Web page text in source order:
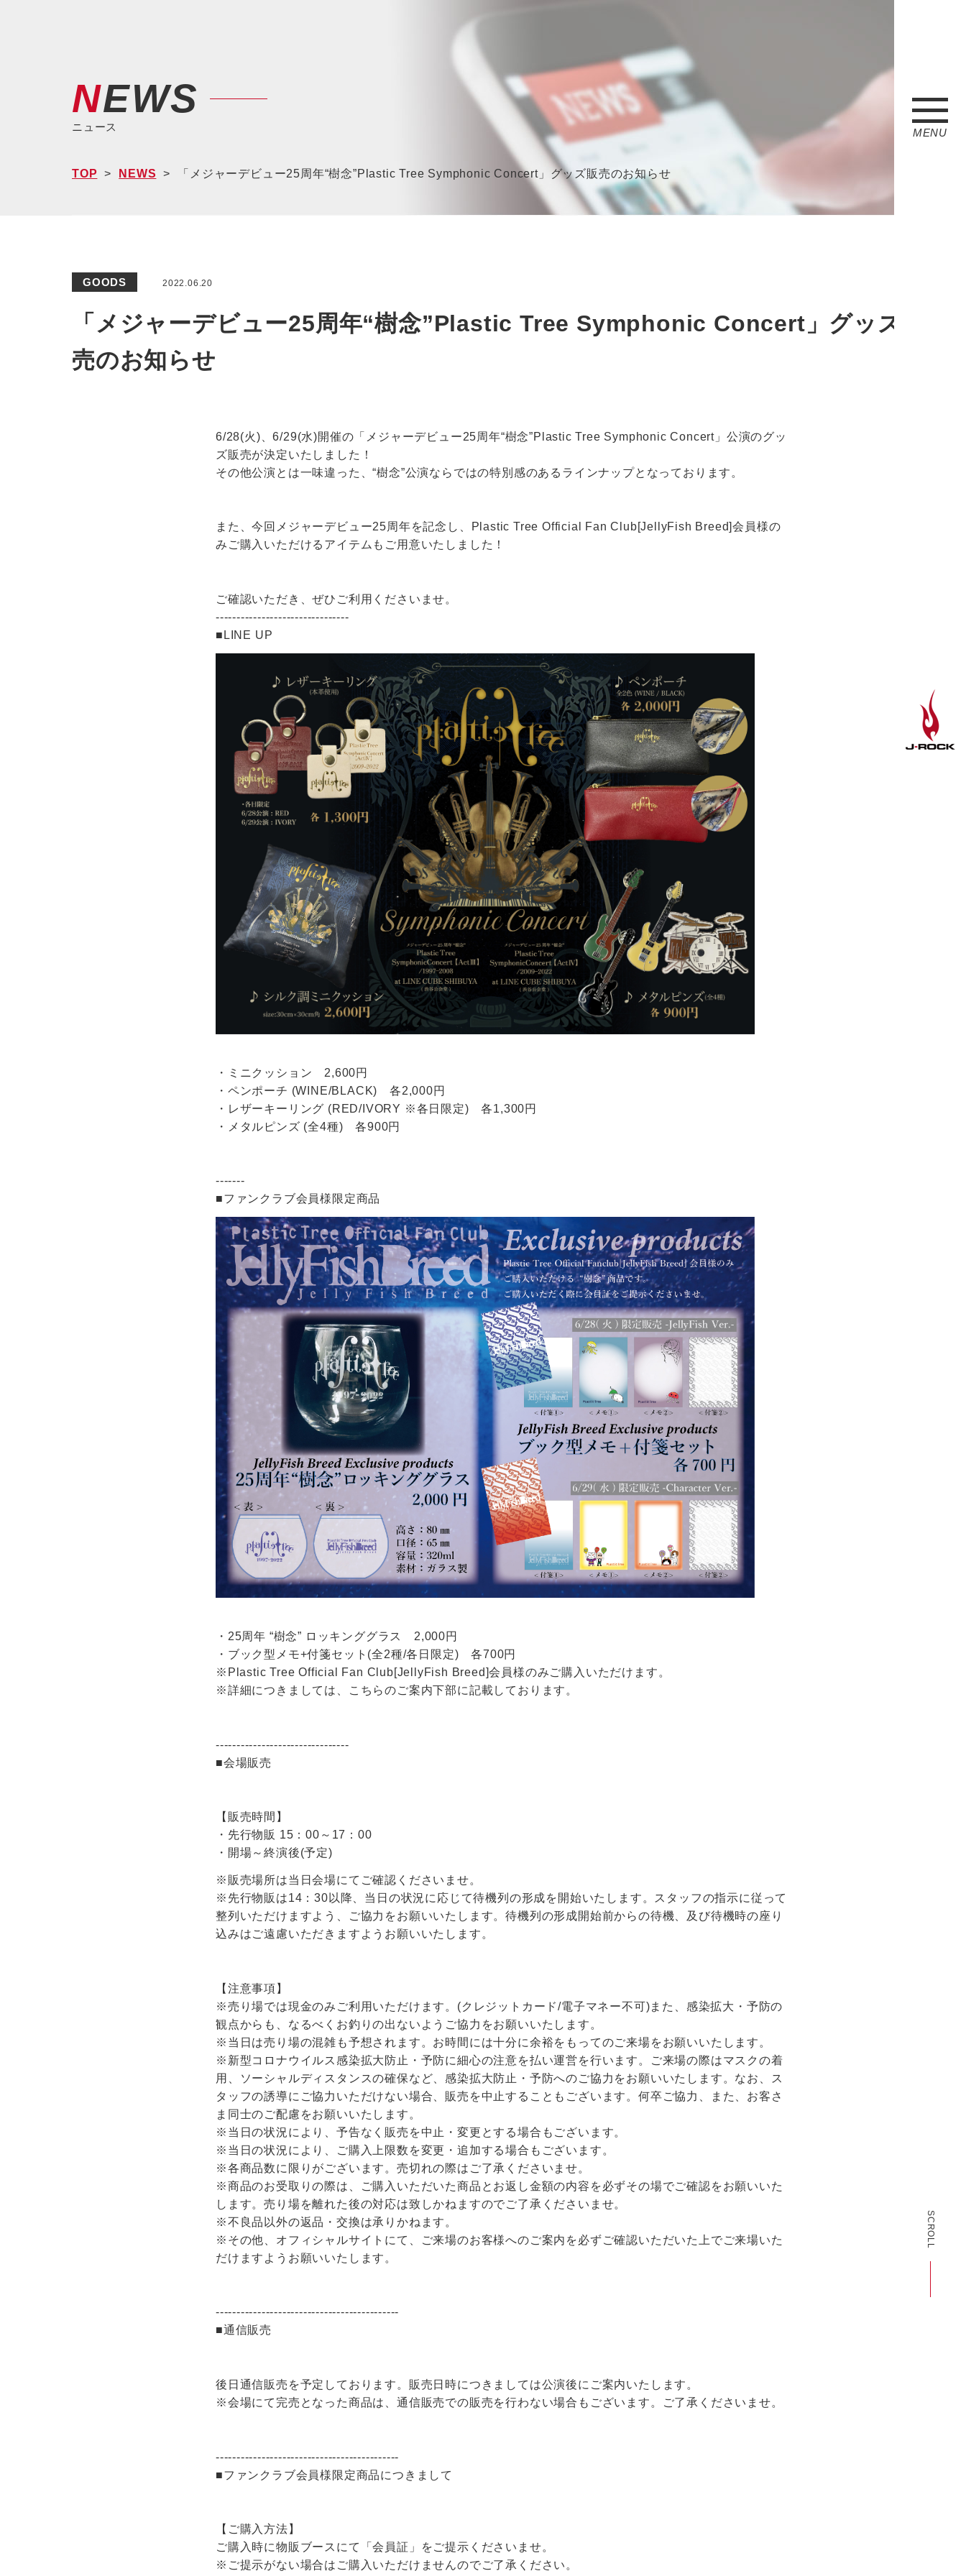
MENU
SCROLL
NEWS
ニュース
TOP NEWS 「メジャーデビュー25周年“樹念”Plastic Tree Symphonic Concert」グッズ販売のお知らせ
GOODS 2022.06.20
「メジャーデビュー25周年“樹念”Plastic Tree Symphonic Concert」グッズ販
売のお知らせ
6/28(火)、6/29(水)開催の「メジャーデビュー25周年“樹念”Plastic Tree Symphonic Concert」公演のグッ
ズ販売が決定いたしました！
その他公演とは一味違った、“樹念”公演ならではの特別感のあるラインナップとなっております。
また、今回メジャーデビュー25周年を記念し、Plastic Tree Official Fan Club[JellyFish Breed]会員様の
みご購入いただけるアイテムもご用意いたしました！
ご確認いただき、ぜひご利用くださいませ。
--------------------------------
■LINE UP
・ミニクッション 2,600円
・ペンポーチ (WINE/BLACK) 各2,000円
・レザーキーリング (RED/IVORY ※各日限定) 各1,300円
・メタルピンズ (全4種) 各900円
-------
■ファンクラブ会員様限定商品
・25周年 “樹念” ロッキンググラス 2,000円
・ブック型メモ+付箋セット(全2種/各日限定) 各700円
※Plastic Tree Official Fan Club[JellyFish Breed]会員様のみご購入いただけます。
※詳細につきましては、こちらのご案内下部に記載しております。
--------------------------------
■会場販売
【販売時間】
・先行物販 15：00～17：00
・開場～終演後(予定)
※販売場所は当日会場にてご確認くださいませ。
※先行物販は14：30以降、当日の状況に応じて待機列の形成を開始いたします。スタッフの指示に従って
整列いただけますよう、ご協力をお願いいたします。待機列の形成開始前からの待機、及び待機時の座り
込みはご遠慮いただきますようお願いいたします。
【注意事項】
※売り場では現金のみご利用いただけます。(クレジットカード/電子マネー不可)また、感染拡大・予防の
観点からも、なるべくお釣りの出ないようご協力をお願いいたします。
※当日は売り場の混雑も予想されます。お時間には十分に余裕をもってのご来場をお願いいたします。
※新型コロナウイルス感染拡大防止・予防に細心の注意を払い運営を行います。ご来場の際はマスクの着
用、ソーシャルディスタンスの確保など、感染拡大防止・予防へのご協力をお願いいたします。なお、ス
タッフの誘導にご協力いただけない場合、販売を中止することもございます。何卒ご協力、また、お客さ
ま同士のご配慮をお願いいたします。
※当日の状況により、予告なく販売を中止・変更とする場合もございます。
※当日の状況により、ご購入上限数を変更・追加する場合もございます。
※各商品数に限りがございます。売切れの際はご了承くださいませ。
※商品のお受取りの際は、ご購入いただいた商品とお返し金額の内容を必ずその場でご確認をお願いいた
します。売り場を離れた後の対応は致しかねますのでご了承くださいませ。
※不良品以外の返品・交換は承りかねます。
※その他、オフィシャルサイトにて、ご来場のお客様へのご案内を必ずご確認いただいた上でご来場いた
だけますようお願いいたします。
--------------------------------------------
■通信販売
後日通信販売を予定しております。販売日時につきましては公演後にご案内いたします。
※会場にて完売となった商品は、通信販売での販売を行わない場合もございます。ご了承くださいませ。
--------------------------------------------
■ファンクラブ会員様限定商品につきまして
【ご購入方法】
ご購入時に物販ブースにて「会員証」をご提示くださいませ。
※ご提示がない場合はご購入いただけませんのでご了承ください。